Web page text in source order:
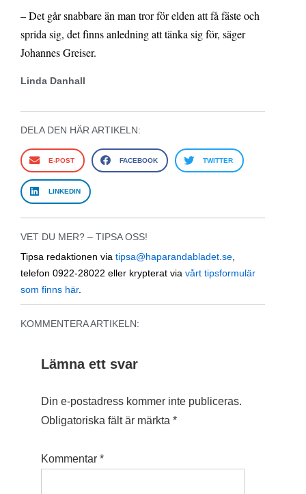
– Det går snabbare än man tror för elden att få fäste och
sprida sig, det finns anledning att tänka sig för, säger
Johannes Greiser.
Linda Danhall
DELA DEN HÄR ARTIKELN:
E-POST FACEBOOK TWITTER
LINKEDIN
VET DU MER? – TIPSA OSS!
Tipsa redaktionen via tipsa@haparandabladet.se
telefon 0922-28022 eller krypterat via vårt tipsformulär
som finns här.
KOMMENTERA ARTIKELN:
Lämna ett svar
Din e-postadress kommer inte publiceras.
Obligatoriska fält är märkta *
Kommentar *